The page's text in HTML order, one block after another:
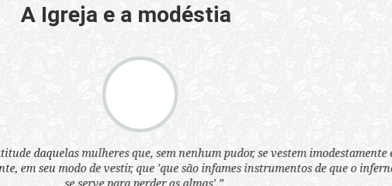
A Igreja e a modéstia
daquelas mulheres que, sem nenhum pudor, se vestem imodestamente e
em seu modo de vestir, que 'que são infames instrumentos de que o inferno
se serve para perder as almas'.”